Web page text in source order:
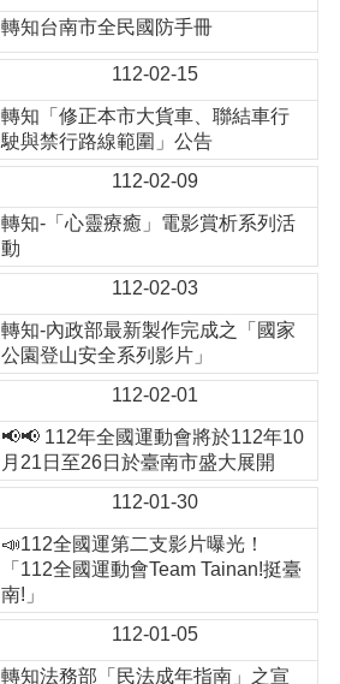
轉知台南市全民國防手冊
112-02-15
轉知「修正本市大貨車、聯結車行
駛與禁行路線範圍」公告
112-02-09
轉知-「心靈療癒」電影賞析系列活
動
112-02-03
轉知-內政部最新製作完成之「國家
公園登山安全系列影片」
112-02-01
📢📢 112年全國運動會將於112年10
月21日至26日於臺南市盛大展開
112-01-30
📣112全國運第二支影片曝光！
「112全國運動會Team Tainan!挺臺
南!」
112-01-05
轉知法務部「民法成年指南」之宣